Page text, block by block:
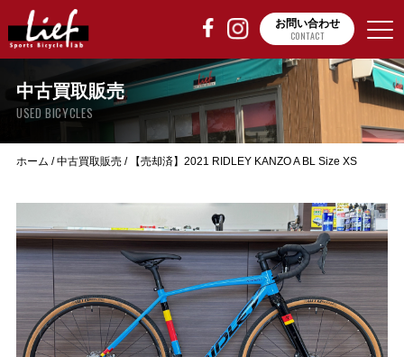
お問い合わせ
CONTACT
中古買取販売
USED BICYCLES
ホーム /中古買取販売/ 【売却済】2021 RIDLEY KANZO A BL Size XS